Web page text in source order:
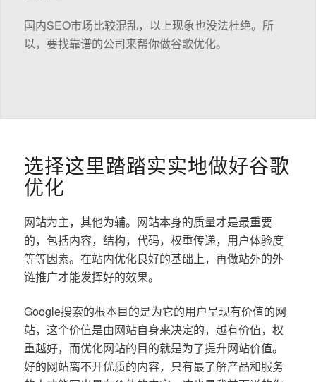
国内SEO市场比较混乱，以上现象也没法杜绝。所
以，要找靠谱的公司来帮你做谷歌优化。
选择这里踏踏实实地做好谷歌
优化
网站为主，其他为辅。网站本身的质量才是最重要
的，包括内容，结构，代码，权重传递，用户体验度
等等因素。在站内优化良好的基础上，再做站外的外
链推广才能发挥好的效果。
Google搜索的根本目的是为它的用户呈现有价值的网
站，这个价值是由网站自身来决定的，越有价值，权
重越好，而优化网站的目的就是为了提升网站价值。
好的网站离不开优质的内容，只有最了解产品和服务